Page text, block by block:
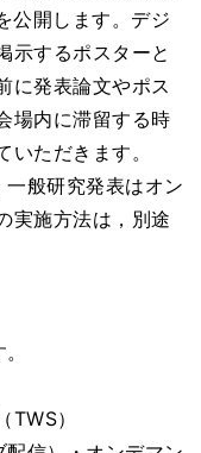
公開します。デジ
示するポスターと
に発表論文やポス
場内に滞留する時
ただきます。
般研究発表はオン
実施方法は，別途
）